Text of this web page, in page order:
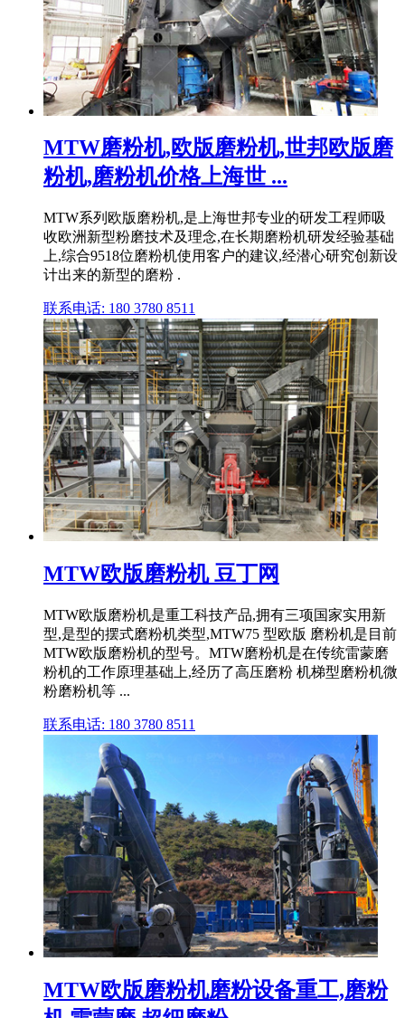
MTW磨粉机,欧版磨粉机,世邦欧版磨
粉机,磨粉机价格上海世 ...
MTW系列欧版磨粉机,是上海世邦专业的研发工程师吸
收欧洲新型粉磨技术及理念,在长期磨粉机研发经验基础
上,综合9518位磨粉机使用客户的建议,经潜心研究创新设
计出来的新型的磨粉 .
联系电话: 180 3780 8511
MTW欧版磨粉机 豆丁网
MTW欧版磨粉机是重工科技产品,拥有三项国家实用新
型,是型的摆式磨粉机类型,MTW75 型欧版 磨粉机是目前
MTW欧版磨粉机的型号。MTW磨粉机是在传统雷蒙磨
粉机的工作原理基础上,经历了高压磨粉 机梯型磨粉机微
粉磨粉机等 ...
联系电话: 180 3780 8511
MTW欧版磨粉机磨粉设备重工,磨粉